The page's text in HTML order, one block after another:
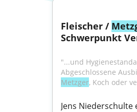
Fleischer /
Schwerpunkt
"...und
Metzger, Koch oder
Jens Niederschulte